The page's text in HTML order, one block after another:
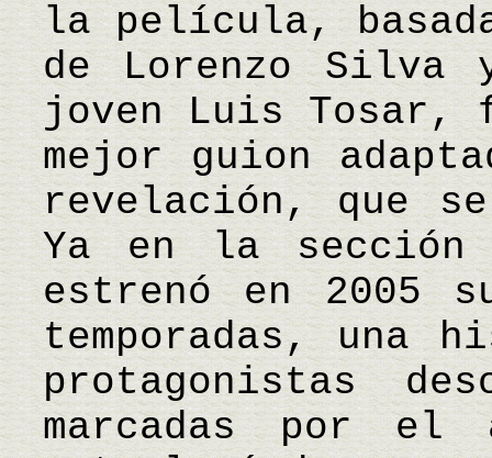
la película,
de Lorenzo Silva
joven Luis Tosar,
mejor guion
revelación, que
Ya en la
estrenó en 2005
temporadas, una
protagonistas
marcadas por el